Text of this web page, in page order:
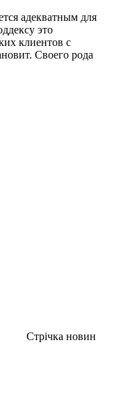
адекватным для
это
клиентов с
Своего рода
Стрічка новин